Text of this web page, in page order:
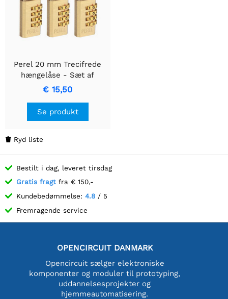
Perel 20 mm Trecifrede
hængelåse - Sæt af
holdbare og pålidelige
låse
€ 15,50
Se produkt
 Ryd liste
Bestilt i dag, leveret tirsdag
Gratis fragt fra € 150,-
Kundebedømmelse: 4.8 / 5
Fremragende service
OPENCIRCUIT DANMARK
Opencircuit sælger elektroniske
komponenter og moduler til prototyping,
uddannelsesprojekter og
hjemmeautomatisering.